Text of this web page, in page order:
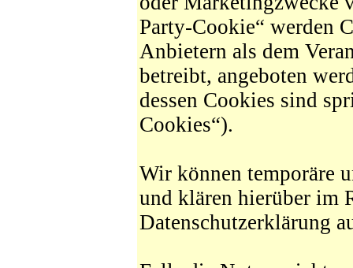
Party-Cookie“ werden
Anbietern als dem
betreibt, angeboten
dessen Cookies sind
Cookies“).
Wir können temporäre
und klären hierüber im
Datenschutzerklärung